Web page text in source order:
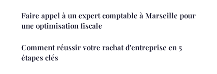
Faire appel à un expert comptable à Marseille pour
une optimisation fiscale
Comment réussir votre rachat d'entreprise en 5
étapes clés